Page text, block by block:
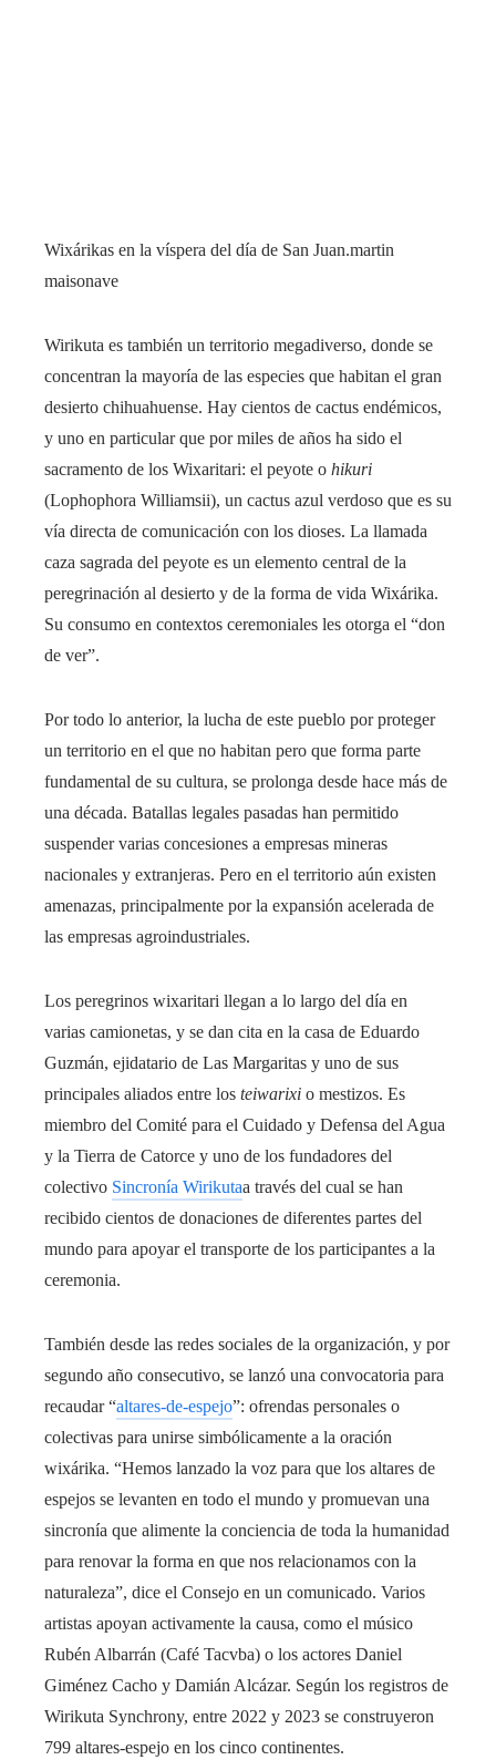
Wixárikas en la víspera del día de San Juan.martin
maisonave
Wirikuta es también un territorio megadiverso, donde se
concentran la mayoría de las especies que habitan el gran
desierto chihuahuense. Hay cientos de cactus endémicos,
y uno en particular que por miles de años ha sido el
sacramento de los Wixaritari: el peyote o hikuri
(Lophophora Williamsii), un cactus azul verdoso que es su
vía directa de comunicación con los dioses. La llamada
caza sagrada del peyote es un elemento central de la
peregrinación al desierto y de la forma de vida Wixárika.
Su consumo en contextos ceremoniales les otorga el “don
de ver”.
Por todo lo anterior, la lucha de este pueblo por proteger
un territorio en el que no habitan pero que forma parte
fundamental de su cultura, se prolonga desde hace más de
una década. Batallas legales pasadas han permitido
suspender varias concesiones a empresas mineras
nacionales y extranjeras. Pero en el territorio aún existen
amenazas, principalmente por la expansión acelerada de
las empresas agroindustriales.
Los peregrinos wixaritari llegan a lo largo del día en
varias camionetas, y se dan cita en la casa de Eduardo
Guzmán, ejidatario de Las Margaritas y uno de sus
principales aliados entre los teiwarixi o mestizos. Es
miembro del Comité para el Cuidado y Defensa del Agua
y la Tierra de Catorce y uno de los fundadores del
colectivo Sincronía Wirikutaa través del cual se han
recibido cientos de donaciones de diferentes partes del
mundo para apoyar el transporte de los participantes a la
ceremonia.
También desde las redes sociales de la organización, y por
segundo año consecutivo, se lanzó una convocatoria para
recaudar “altares-de-espejo”: ofrendas personales o
colectivas para unirse simbólicamente a la oración
wixárika. “Hemos lanzado la voz para que los altares de
espejos se levanten en todo el mundo y promuevan una
sincronía que alimente la conciencia de toda la humanidad
para renovar la forma en que nos relacionamos con la
naturaleza”, dice el Consejo en un comunicado. Varios
artistas apoyan activamente la causa, como el músico
Rubén Albarrán (Café Tacvba) o los actores Daniel
Giménez Cacho y Damián Alcázar. Según los registros de
Wirikuta Synchrony, entre 2022 y 2023 se construyeron
799 altares-espejo en los cinco continentes.